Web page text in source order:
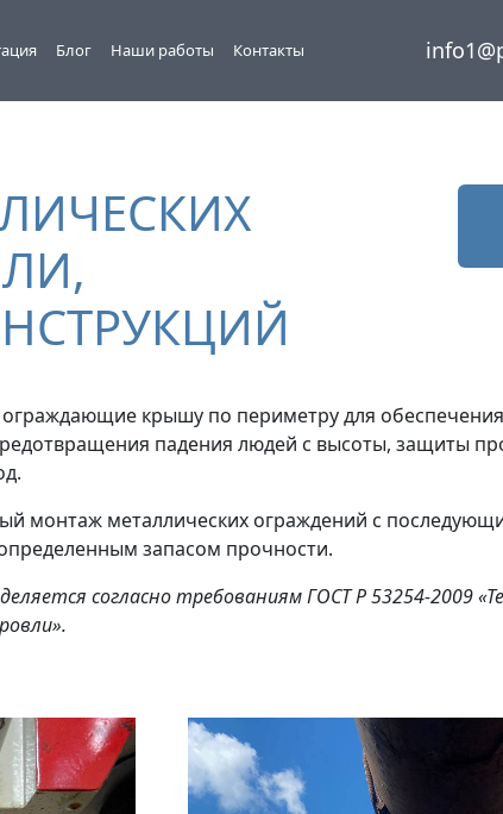
Блог Наши работы Контакты
ограждающие крышу по периметру для
падения людей с высоты, защиты
монтаж металлических ограждений с
запасом прочности.
согласно требованиям ГОСТ Р 53254-2009